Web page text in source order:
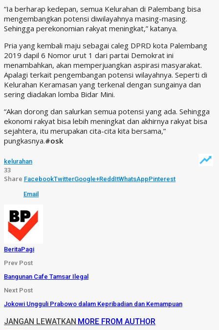
“Ia berharap kedepan, semua Kelurahan di Palembang bisa
mengembangkan potensi diwilayahnya masing-masing.
Sehingga perekonomian rakyat meningkat,” katanya.
Pria yang kembali maju sebagai caleg DPRD kota Palembang
2019 dapil 6 Nomor urut 1 dari partai Demokrat ini
menambahkan, akan memperjuangkan aspirasi masyarakat.
Apalagi terkait pengembangan potensi wilayahnya. Seperti di
Kelurahan Keramasan yang terkenal dengan sungainya dan
sering diadakan lomba Bidar Mini.
“Akan dorong dan salurkan semua potensi yang ada. Sehingga
ekonomi rakyat bisa lebih meningkat dan akhirnya rakyat bisa
sejahtera, itu merupakan cita-cita kita bersama,”
pungkasnya.#osk
kelurahan
33
Share FacebookTwitterGoogle+ReddItWhatsAppPinterest
Email
BeritaPagi
Prev Post
Bangunan Cafe Tamsar Ilegal
Next Post
Jokowi Ungguli Prabowo dalam Kepribadian dan Kemampuan
JANGAN LEWATKAN MORE FROM AUTHOR